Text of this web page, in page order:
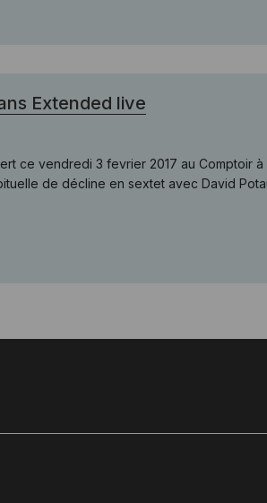
Extended live
ce vendredi 3 fevrier 2017 au Comptoir
de décline en sextet avec David